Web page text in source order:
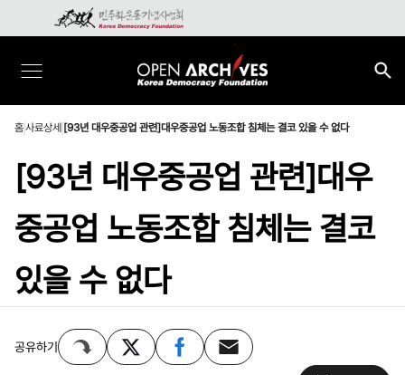
홈사료상세 [93년 대우중공업 관련]대우중공업 노동조합 침체는 결코 있을 수 없다
[93년 대우중공업 관련]대우
중공업 노동조합 침체는 결코
있을 수 없다
공유하기